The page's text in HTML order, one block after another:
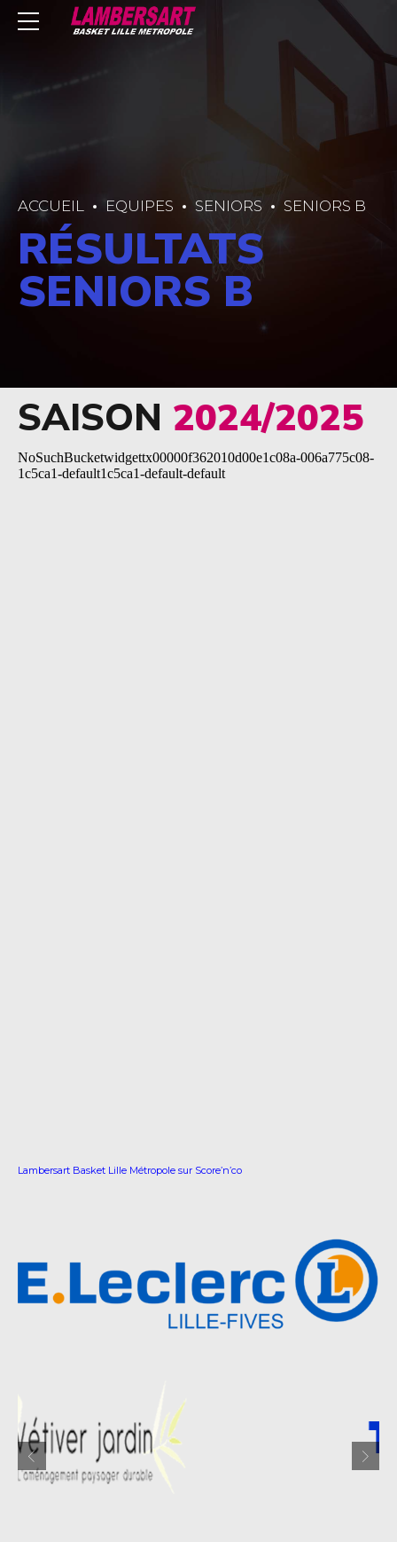
ACCUEIL EQUIPES SENIORS SENIORS B
RÉSULTATS
SENIORS B
SAISON 2024/2025
Lambersart Basket Lille Métropole sur Score’n’co